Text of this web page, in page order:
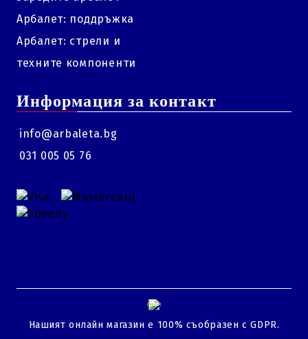
Арбалет: поддръжка
Арбалет: стрели и
техните компоненти
Информация за контакт
info@arbaleta.bg
031 005 05 76
GDPR
Нашият онлайн магазин е 100% съобразен с GDPR.